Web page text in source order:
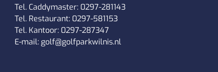
Tel. Caddymaster: 0297-281143
Tel. Restaurant: 0297-581153
Tel. Kantoor: 0297-287347
E-mail:golf@golfparkwilnis.nl